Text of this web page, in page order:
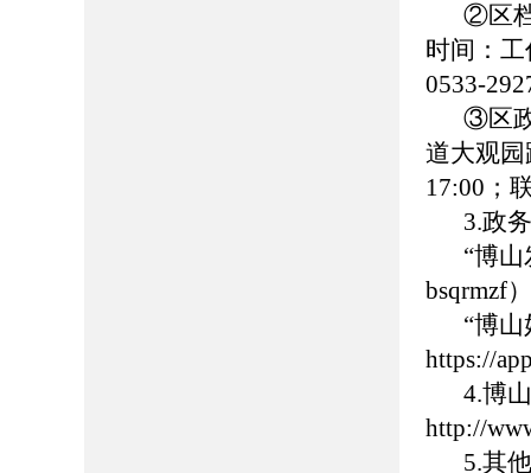
②区
时间：
0533-
③区
道大观
17:00；
3.政
“博
bsqrmzf
“博
https://
4.博
http://
5.其